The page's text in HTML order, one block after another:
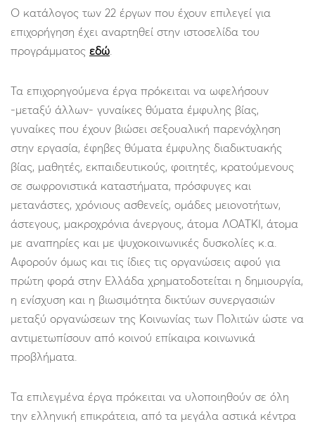
Ο κατάλογος των 22 έργων που έχουν επιλεγεί για
επιχορήγηση έχει αναρτηθεί στην ιστοσελίδα του
προγράμματος εδώ
Τα επιχορηγούμενα έργα πρόκειται να ωφελήσουν
-μεταξύ άλλων- γυναίκες θύματα έμφυλης βίας,
γυναίκες που έχουν βιώσει σεξουαλική παρενόχληση
στην εργασία, έφηβες θύματα έμφυλης διαδικτυακής
βίας, μαθητές, εκπαιδευτικούς, φοιτητές, κρατούμενους
σε σωφρονιστικά καταστήματα, πρόσφυγες και
μετανάστες, χρόνιους ασθενείς, ομάδες μειονοτήτων,
άστεγους, μακροχρόνια άνεργους, άτομα ΛΟΑΤΚΙ, άτομα
με αναπηρίες και με ψυχοκοινωνικές δυσκολίες κ.α.
Αφορούν όμως και τις ίδιες τις οργανώσεις αφού για
πρώτη φορά στην Ελλάδα χρηματοδοτείται η δημιουργία,
η ενίσχυση και η βιωσιμότητα δικτύων συνεργασιών
μεταξύ οργανώσεων της Κοινωνίας των Πολιτών ώστε να
αντιμετωπίσουν από κοινού επίκαιρα κοινωνικά
προβλήματα.
Τα επιλεγμένα έργα πρόκειται να υλοποιηθούν σε όλη
την ελληνική επικράτεια, από τα μεγάλα αστικά κέντρα